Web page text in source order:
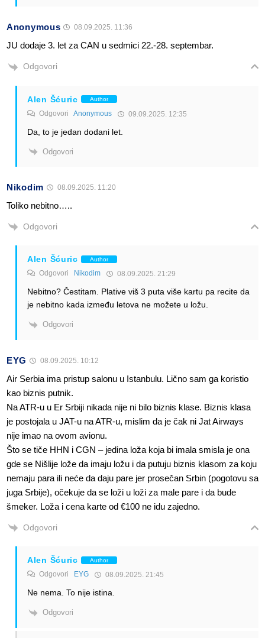
Anonymous 08.09.2025. 11:36
JU dodaje 3. let za CAN u sedmici 22.-28. septembar.
Odgovori
Alen Šćuric Author
Odgovori Anonymous 09.09.2025. 12:35
Da, to je jedan dodani let.
Odgovori
Nikodim 08.09.2025. 11:20
Toliko nebitno…..
Odgovori
Alen Šćuric Author
Odgovori Nikodim 08.09.2025. 21:29
Nebitno? Čestitam. Plative viš 3 puta više kartu pa recite da
je nebitno kada između letova ne možete u ložu.
Odgovori
EYG 08.09.2025. 10:12
Air Serbia ima pristup salonu u Istanbulu. Lično sam ga koristio
kao biznis putnik.
Na ATR-u u Er Srbiji nikada nije ni bilo biznis klase. Biznis klasa
je postojala u JAT-u na ATR-u, mislim da je čak ni Jat Airways
nije imao na ovom avionu.
Što se tiče HHN i CGN – jedina loža koja bi imala smisla je ona
gde se Nišlije lože da imaju ložu i da putuju biznis klasom za koju
nemaju para ili neće da daju pare jer prosečan Srbin (pogotovu sa
juga Srbije), očekuje da se loži u loži za male pare i da bude
šmeker. Loža i cena karte od €100 ne idu zajedno.
Odgovori
Alen Šćuric Author
Odgovori EYG 08.09.2025. 21:45
Ne nema. To nije istina.
Odgovori